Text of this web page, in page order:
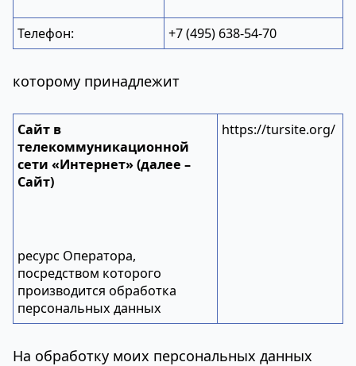
Телефон: +7 (495) 638-54-70
которому принадлежит
Сайт в
телекоммуникационной
сети «Интернет» (далее –
Сайт)
ресурс Оператора,
посредством которого
производится обработка
персональных данных
https://tursite.org/
На обработку моих персональных данных